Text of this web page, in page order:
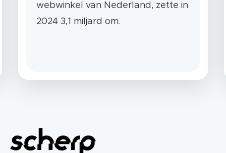
webwinkel van Nederland, zette in
2024 3,1 miljard om.